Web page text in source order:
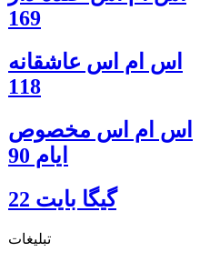
169
اس ام اس عاشقانه
118
اس ام اس مخصوص
ایام 90
گيگا بايت 22
تبلیغات